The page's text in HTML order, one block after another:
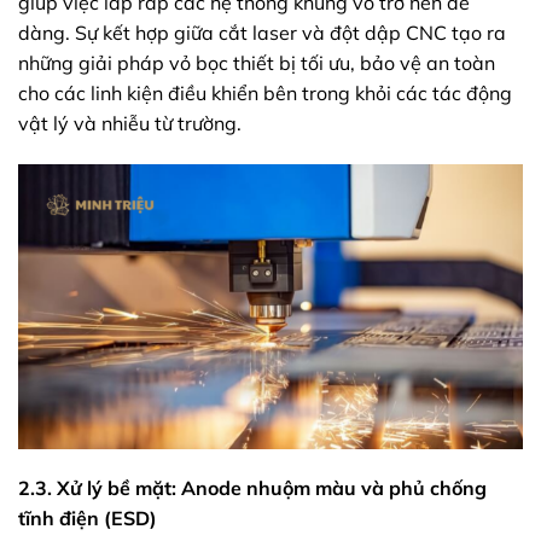
dàng. Sự kết hợp giữa cắt laser và đột dập CNC tạo ra
những giải pháp vỏ bọc thiết bị tối ưu, bảo vệ an toàn
cho các linh kiện điều khiển bên trong khỏi các tác động
vật lý và nhiễu từ trường.
2.3. Xử lý bề mặt: Anode nhuộm màu và phủ chống
tĩnh điện (ESD)